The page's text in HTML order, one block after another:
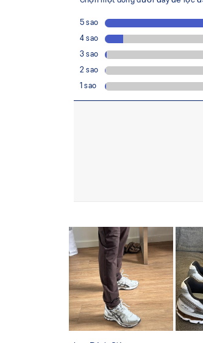
Lưới lót giày tái chế nhuộm